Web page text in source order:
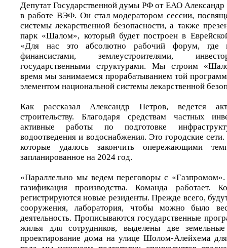
Депутат Государственной думы РФ от ЕАО Александр
в работе ВЭФ. Он стал модератором сессии,
системы лекарственной безопасности, а также
парк «Шалом», который будет построен в
«Для нас это абсолютно рабочий форум, где
финансистами, землеустроителями,
государственными структурами. Мы строим
время мы занимаемся прорабатыванием той
элементом национальной системы лекарственной
Как рассказал Александр Петров, ведется
строительству. Благодаря средствам частных
активные работы по подготовке
водоотведения и водоснабжения. Это городские
которые удалось закончить опережающими
запланированное на 2024 год.
«Параллельно мы ведем переговоры с
газификация производства. Команда работает.
регистрируются новые резиденты. Прежде всего,
сооружения, лаборатория, чтобы можно было
деятельность. Прописываются государственные
жилья для сотрудников, выделены две
проектирование дома на улице Шолом-Алейхема